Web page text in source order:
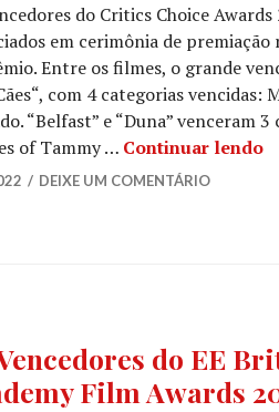
,
do Critics Choice
em cerimônia de premiação
Entre os filmes, o grande
com 4 categorias vencidas:
“Belfast” e “Duna” venceram 3
of Tammy … Continuar lendo
DEIXE UM COMENTÁRIO
,
do EE
Film Awards